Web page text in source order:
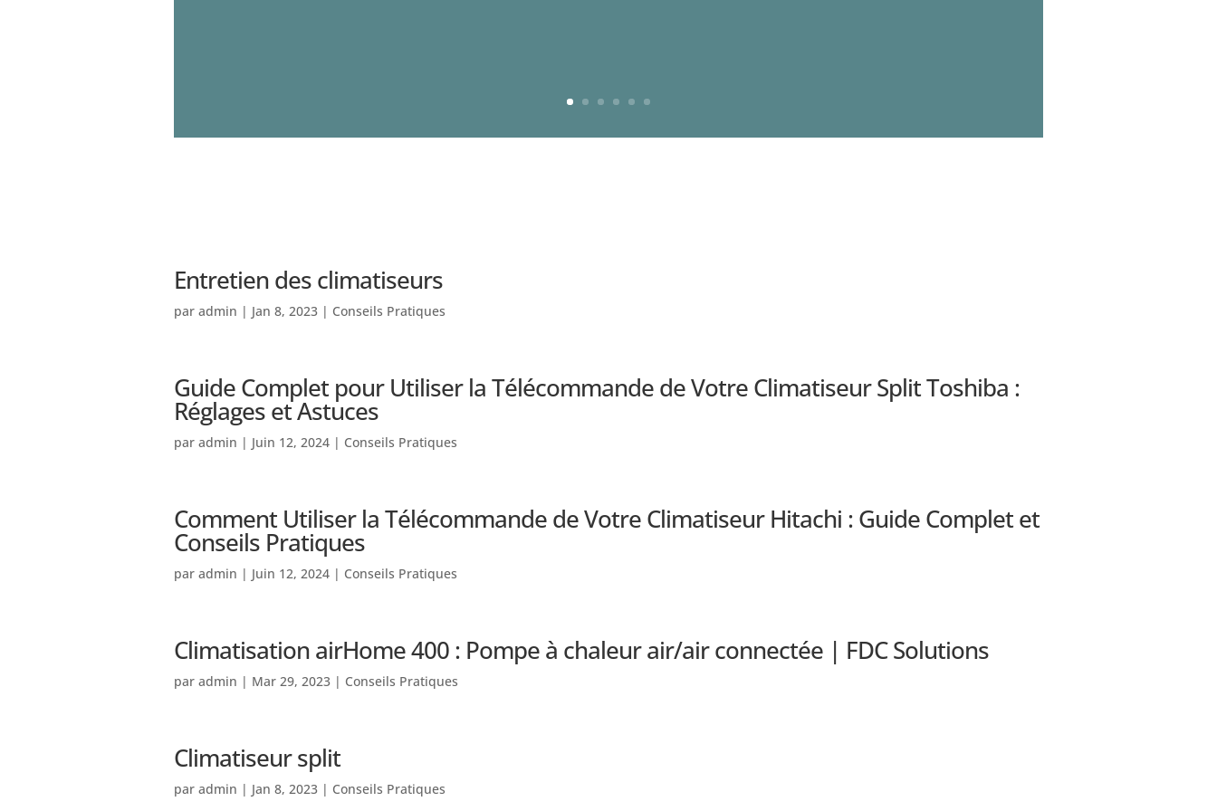
Entretien des climatiseurs
par admin | Jan 8, 2023 | Conseils Pratiques
Guide Complet pour Utiliser la Télécommande de Votre Climatiseur Split Toshiba :
Réglages et Astuces
par admin | Juin 12, 2024 | Conseils Pratiques
Comment Utiliser la Télécommande de Votre Climatiseur Hitachi : Guide Complet et
Conseils Pratiques
par admin | Juin 12, 2024 | Conseils Pratiques
Climatisation airHome 400 : Pompe à chaleur air/air connectée | FDC Solutions
par admin | Mar 29, 2023 | Conseils Pratiques
Climatiseur split
par admin | Jan 8, 2023 | Conseils Pratiques